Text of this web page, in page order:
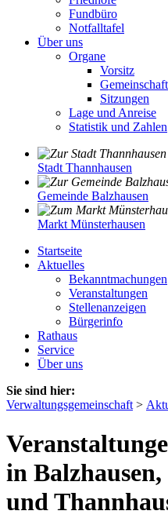
Fundbüro
Notfalltafel
Über uns
Organe
Vorsitz
Sitzungen
Lage und Anreise
Statistik und Zahlen
Stadt Thannhausen
Gemeinde Balzhausen
Markt Münsterhausen
Startseite
Aktuelles
Bekanntmachungen
Veranstaltungen
Stellenanzeigen
Bürgerinfo
Rathaus
Service
Über uns
Sie sind hier:
Verwaltungsgemeinschaft >
in
und